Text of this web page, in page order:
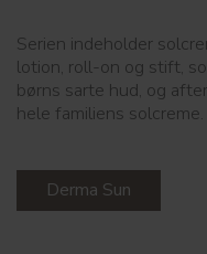
Serien indeholder
lotion, roll-on og stift,
børns sarte hud, og
hele familiens solcreme.
Derma Sun